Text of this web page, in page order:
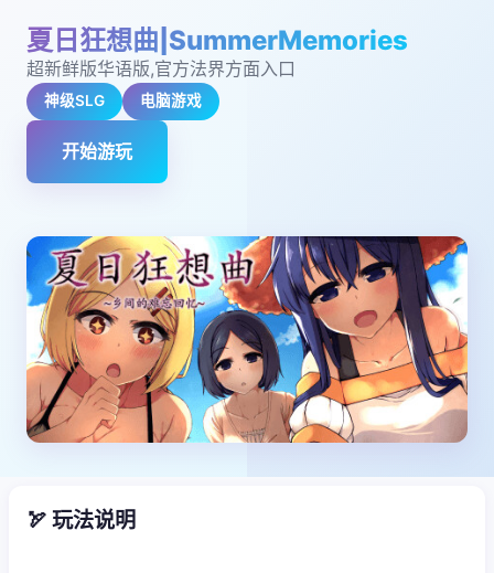
夏日狂想曲|SummerMemories
超新鲜版华语版,官方法界方面入口
神级SLG 电脑游戏
开始游玩
🏹 玩法说明